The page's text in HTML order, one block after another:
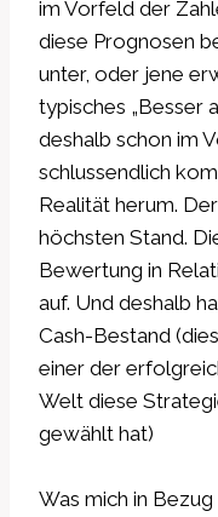
im Vorfeld der
diese Prognosen
unter, oder jene
typisches „Besser
deshalb schon im
schlussendlich
Realität herum.
höchsten Stand.
Bewertung in
auf. Und deshalb
Cash-Bestand
einer der
Welt diese
gewählt hat)
Was mich in